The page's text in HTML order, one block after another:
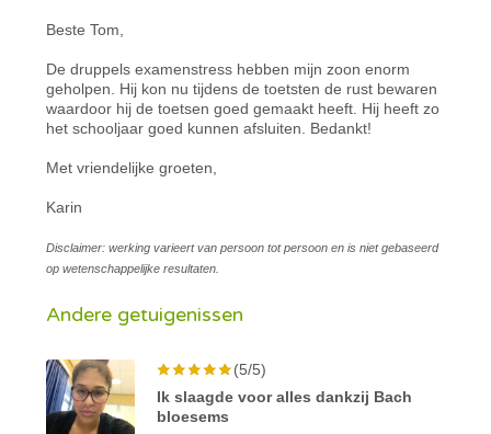
Beste Tom,
De druppels examenstress hebben mijn zoon enorm
geholpen. Hij kon nu tijdens de toetsten de rust bewaren
waardoor hij de toetsen goed gemaakt heeft. Hij heeft zo
het schooljaar goed kunnen afsluiten. Bedankt!
Met vriendelijke groeten,
Karin
Disclaimer: werking varieert van persoon tot persoon en is niet gebaseerd
op wetenschappelijke resultaten.
Andere getuigenissen
(5/5)
Ik slaagde voor alles dankzij Bach
bloesems